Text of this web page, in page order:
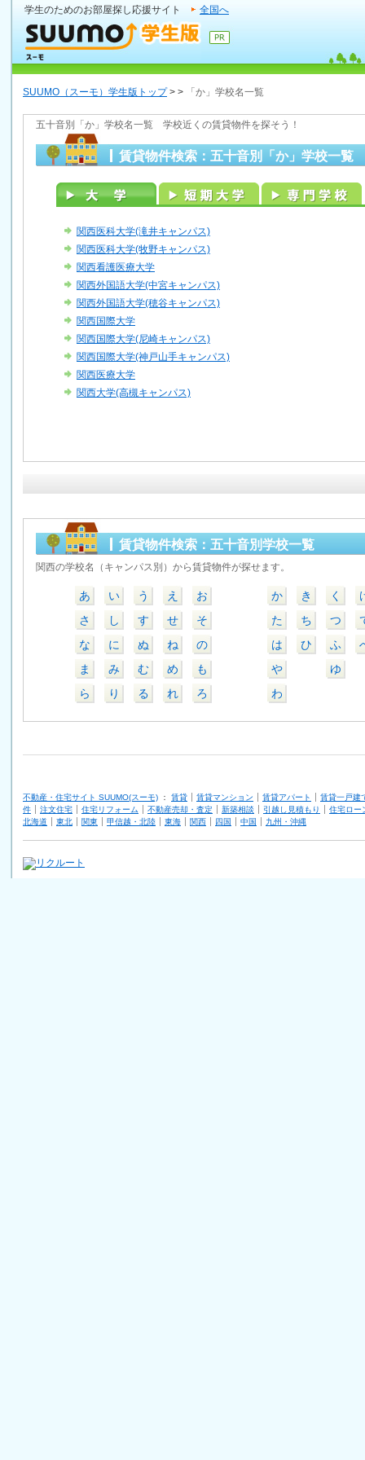
学生のためのお部屋探し応援サイト 全国へ
SUUMO（スーモ）学生版トップ> > 「か」学校名一覧
五十音別「か」学校名一覧 学校近くの賃貸物件を探そう！
賃貸物件検索：五十音別「か」学校一覧
関西医科大学(滝井キャンパス)
関西医科大学(牧野キャンパス)
関西看護医療大学
関西外国語大学(中宮キャンパス)
関西外国語大学(穂谷キャンパス)
関西国際大学
関西国際大学(尼崎キャンパス)
関西国際大学(神戸山手キャンパス)
関西医療大学
関西大学(高槻キャンパス)
賃貸物件検索：五十音別学校一覧
関西の学校名（キャンパス別）から賃貸物件が探せます。
あ い う え
お
さ
し す せ
そ
な
に ぬ ね
の
ま
み む め
も
ら
り る れ ろ
か き く
た
ち つ
は
ひ ふ
や
ゆ
わ
不動産・住宅サイト SUUMO(スーモ) ： 賃貸 賃貸マンション 賃貸アパート
賃貸一戸建
件
注文住宅 住宅リフォーム 不動産売却・査定 新築相談 引越し見積もり
住宅ロー
北海道
東北 関東 甲信越・北陸 東海 関西 四国 中国 九州・沖縄